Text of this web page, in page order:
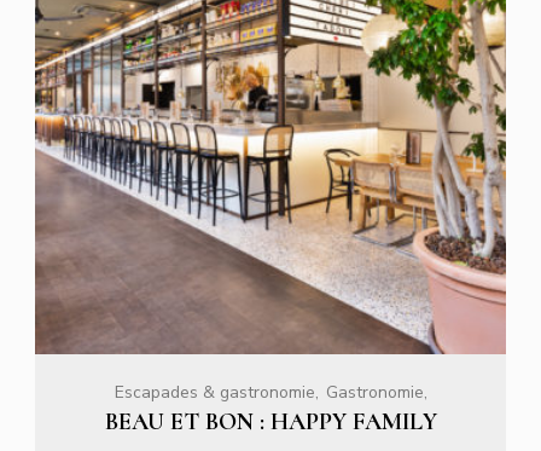
Escapades & gastronomie Gastronomie
BEAU ET BON : HAPPY FAMILY